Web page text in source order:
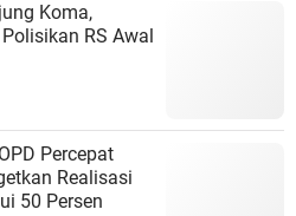
Koma,
RS Awal
Percepat
Realisasi
50 Persen